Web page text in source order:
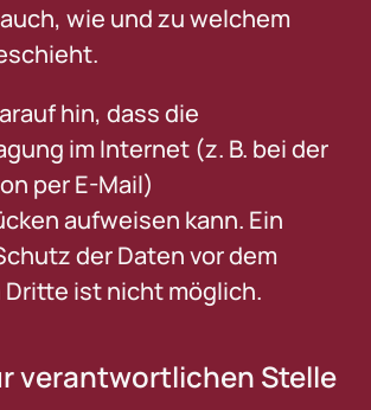
wie und zu welchem
hin, dass die
im Internet (z. B. bei der
per E-Mail)
aufweisen kann. Ein
der Daten vor dem
ist nicht möglich.
verantwortlichen Stelle